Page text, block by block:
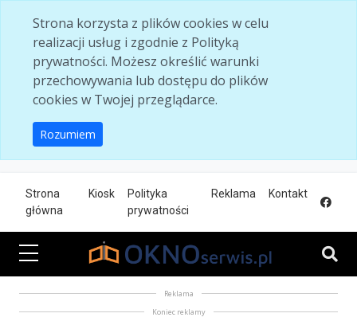
Strona korzysta z plików cookies w celu
realizacji usług i zgodnie z Polityką
prywatności. Możesz określić warunki
przechowywania lub dostępu do plików
cookies w Twojej przeglądarce.
Rozumiem
Strona
główna
Kiosk
Polityka
prywatności
Reklama Kontakt
Reklama
Koniec reklamy